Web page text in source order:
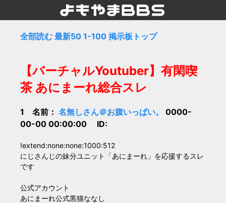
全部読む 最新50 1-100 掲示板トップ
【バーチャルYoutuber】有閑喫
茶 あにまーれ総合スレ
1 名前： 名無しさん＠お腹いっぱい。 0000-
00-00 00:00:00 ID:
!extend:none:none:1000:512
にじさんじの妹分ユニット「あにまーれ」を応援するスレ
です
公式アカウント
あにまーれ公式黒猫ななし